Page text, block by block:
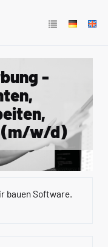
-
(m/w/d)
bauen Software.